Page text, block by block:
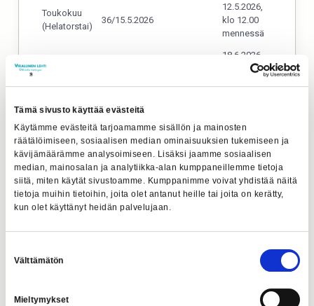
Tämä sivusto käyttää evästeitä
Käytämme evästeitä tarjoamamme sisällön ja mainosten
räätälöimiseen, sosiaalisen median ominaisuuksien tukemiseen ja
kävijämäärämme analysoimiseen. Lisäksi jaamme sosiaalisen
median, mainosalan ja analytiikka-alan kumppaneillemme tietoja
siitä, miten käytät sivustoamme. Kumppanimme voivat yhdistää näitä
tietoja muihin tietoihin, joita olet antanut heille tai joita on kerätty,
kun olet käyttänyt heidän palvelujaan.
valinta
Välttämätön
Mieltymykset
Toukokuu
(Helatorstai)
36/15.5.2026
12.5.2026,
klo 12.00
mennessä
18.6.2026,
klo 12.00
Joulukuu
99/29.12.2026
mennessä
Ks.
OHJEET Virallisen lehden ilmoitusjärjestelmän
käyttämiseksi.
Ks. myösVirallisen lehden säädösperusta.
Ilmoitukset toivotaan jätettävän ilmoituslomakkeiden kautta.
tällöin veloitetaan ilmoitushinnan lisäksi palvelumaksu.